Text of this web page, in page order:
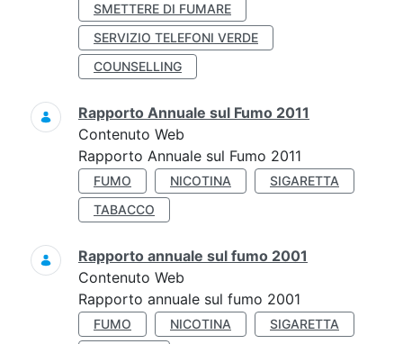
SMETTERE DI FUMARE
SERVIZIO TELEFONI VERDE
COUNSELLING
Rapporto Annuale sul Fumo 2011
Contenuto Web
Rapporto Annuale sul Fumo 2011
FUMO NICOTINA
SIGARETTA
TABACCO
Rapporto annuale sul fumo 2001
Contenuto Web
Rapporto annuale sul fumo 2001
FUMO NICOTINA
SIGARETTA